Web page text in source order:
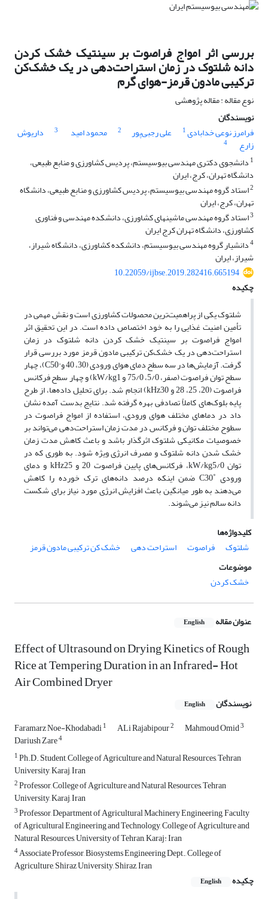
بررسی اثر امواج فراصوت بر سینتیک خشک کردن
دانه شلتوک در زمان استراحت‌دهی در یک خشک‌کن
ترکیبی مادون قرمز-هوای گرم
نوع مقاله : مقاله پژوهشی
نویسندگان
فرامرز نوعی خدابادی1 علی رجبی‌پور 2 محمود امید 3 داریوش
زارع
4
1 دانشجوی دکتری مهندسی بیوسیستم، پردیس کشاورزی و منابع طبیعی،
دانشگاه تهران، کرج، ایران
2استاد گروه مهندسی بیوسیستم، پردیس کشاورزی و منابع طبیعی، دانشگاه
تهران، کرج، ایران
3استاد گروه مهندسی ماشینهای کشاورزی، دانشکده مهندسی و فناوری
کشاورزی، دانشگاه تهران کرج ایران
4دانشیار گروه مهندسی بیوسیستم، دانشکده کشاورزی، دانشگاه شیراز،
شیراز، ایران
10.22059/ijbse.2019.282416.665194
چکیده
شلتوک یکی از پراهمیت‌ترین محصولات کشاورزی است و نقش مهمی در
تأمین امنیت غذایی را به خود اختصاص داده است. در این تحقیق اثر
امواج فراصوت بر سینتیک خشک کردن دانه شلتوک در زمان
استراحت‌دهی در یک خشک‌کن ترکیبی مادون قرمز مورد بررسی قرار
گرفت. آزمایش‌ها در سه سطح دمای هوای ورودی (30، 40 و °C50)، چهار
سطح توان فراصوت (صفر، 5/0، 75/0 و kW/kg1) و چهار سطح فرکانس
فراصوت (20، 25، 28 و kHz30) انجام شد. برای تحلیل داده‌ها، از طرح
پایه بلوک‌های کاملاً تصادفی بهره گرفته شد. نتایج بدست آمده نشان
داد در دماهای مختلف هوای ورودی، استفاده از امواج فراصوت در
سطوح مختلف توان و فرکانس در مدت زمان استراحت‌دهی می‌تواند بر
خصوصیا‌ت مکانیکی شلتوک اثرگذار باشد و باعث کاهش مدت زمان
خشک شدن دانه شلتوک و مصرف انرژی ویژه شود. به طوری که در
توان kW/kg5/0، فرکانس‌های پایین فراصوت 20 و kHz25 و دمای
ورودی ˚C30 ضمن اینکه درصد دانه‌های ترک خورده را کاهش
می‌دهند به طور میانگین باعث افزایش انرژی مورد نیاز برای شکست
دانه سالم نیز می‌شوند.
کلیدواژه‌ها
شلتوک
فراصوت استراحت دهی
خشک کن ترکیبی مادون قرمز
موضوعات
خشک کردن
عنوان مقاله English
Effect of Ultrasound on Drying Kinetics of Rough
Rice at Tempering Duration in an Infrared- Hot
Air Combined Dryer
نویسندگان English
Faramarz Noe-Khodabadi1 ALi Rajabipour2 Mahmoud Omid3
Dariush Zare4
1Ph.D. Student, College of Agriculture and Natural Resources, Tehran
University, Karaj, Iran
2Professor, College of Agriculture and Natural Resources, Tehran
University, Karaj, Iran
3Professor, Department of Agricultural Machinery Engineering, Faculty
of Agricultural Engineering and Technology, College of Agriculture and
Natural Resources, University of Tehran, Karaj: Iran
4Associate Professor, Biosystems Engineering Dept., College of
Agriculture, Shiraz University, Shiraz, Iran
چکیده
English